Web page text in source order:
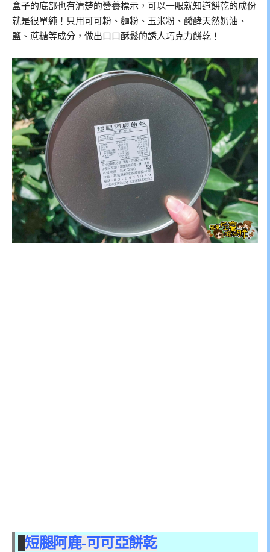
盒子的底部也有清楚的營養標示，可以一眼就知道餅乾的成份
就是很單純！只用可可粉、麵粉、玉米粉、醱酵天然奶油、
鹽、蔗糖等成分，做出口口酥鬆的誘人巧克力餅乾！
短腿阿鹿-可可亞餅乾